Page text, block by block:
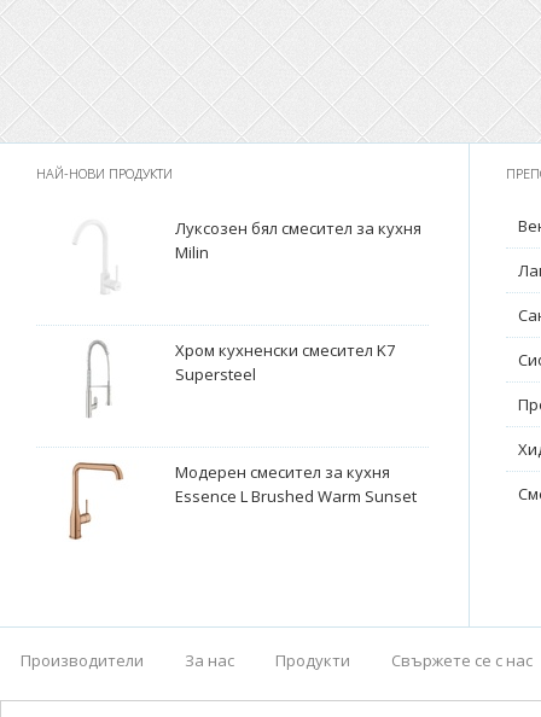
НАЙ-НОВИ ПРОДУКТИ
Луксозен бял смесител за кухня
Milin
Хром кухненски смесител K7
Supersteel
Модерен смесител за кухня
Essence L Brushed Warm Sunset
Производители За нас Продукти Свържете се с нас